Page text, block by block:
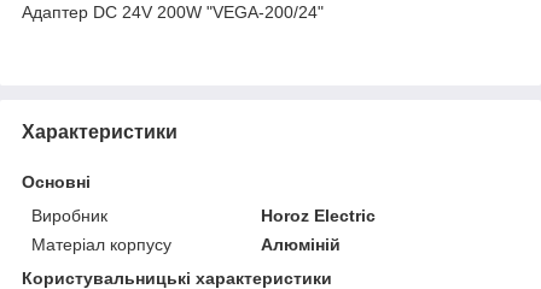
Адаптер DC 24V 200W "VEGA-200/24"
Характеристики
Основні
Виробник
Horoz Electric
Матеріал корпусу
Алюміній
Користувальницькі характеристики